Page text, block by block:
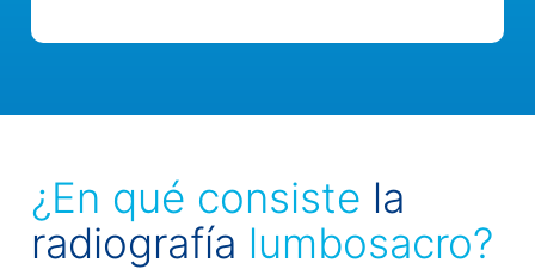
¿En qué consiste la
radiografía lumbosacro?